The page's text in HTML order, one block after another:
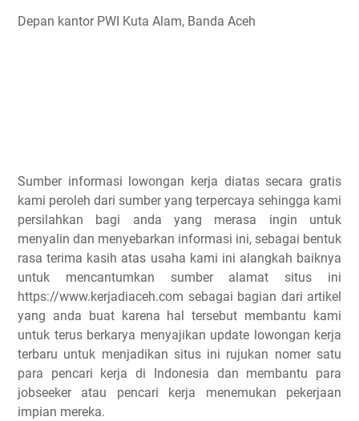
Depan kantor PWI Kuta Alam, Banda Aceh
Sumber informasi lowongan kerja diatas secara gratis
kami peroleh dari sumber yang terpercaya sehingga kami
persilahkan bagi anda yang merasa ingin untuk
menyalin dan menyebarkan informasi ini, sebagai bentuk
rasa terima kasih atas usaha kami ini alangkah baiknya
untuk mencantumkan sumber alamat situs ini
https://www.kerjadiaceh.com sebagai bagian dari artikel
yang anda buat karena hal tersebut membantu kami
untuk terus berkarya menyajikan update lowongan kerja
terbaru untuk menjadikan situs ini rujukan nomer satu
para pencari kerja di Indonesia dan membantu para
jobseeker atau pencari kerja menemukan pekerjaan
impian mereka.